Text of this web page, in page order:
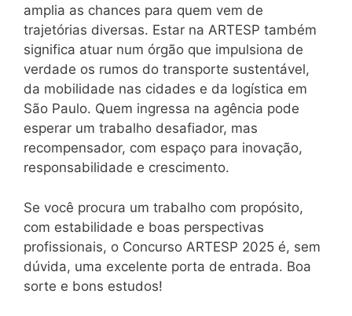
amplia as chances para quem vem de
trajetórias diversas. Estar na ARTESP também
significa atuar num órgão que impulsiona de
verdade os rumos do transporte sustentável,
da mobilidade nas cidades e da logística em
São Paulo. Quem ingressa na agência pode
esperar um trabalho desafiador, mas
recompensador, com espaço para inovação,
responsabilidade e crescimento.
Se você procura um trabalho com propósito,
com estabilidade e boas perspectivas
profissionais, o Concurso ARTESP 2025 é, sem
dúvida, uma excelente porta de entrada. Boa
sorte e bons estudos!